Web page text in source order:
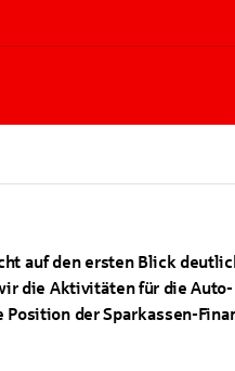
auf den ersten Blick
die Aktivitäten für die
der Sparkassen-